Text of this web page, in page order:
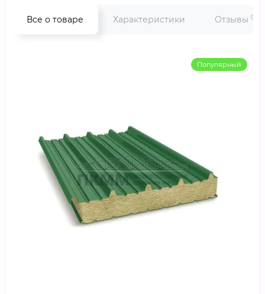
Все о товаре Характеристики Отзывы 0
Популярный